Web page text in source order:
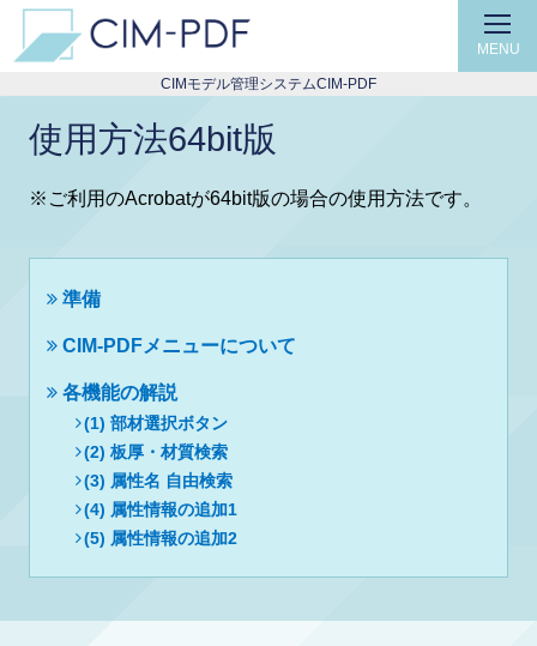
CIMモデル管理システムCIM-PDF
MENU
使用方法64bit版
※ご利用のAcrobatが64bit版の場合の使用方法です。
準備
CIM-PDFメニューについて
各機能の解説
(1) 部材選択ボタン
(2) 板厚・材質検索
(3) 属性名 自由検索
(4) 属性情報の追加1
(5) 属性情報の追加2